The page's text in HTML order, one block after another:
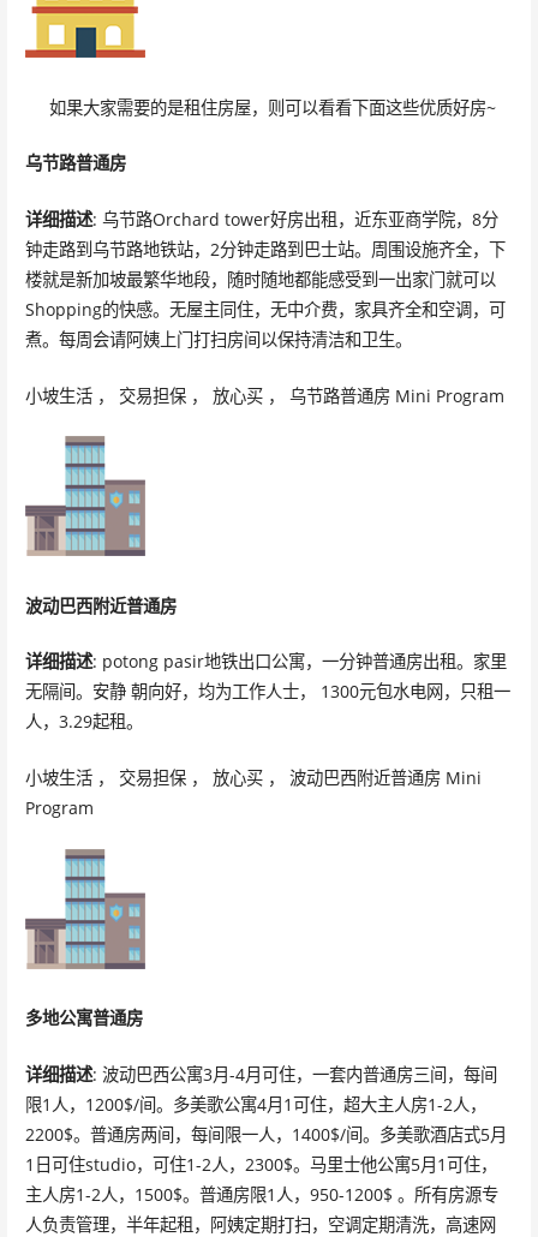
如果大家需要的是租住房屋，则可以看看下面这些优质好房~
乌节路普通房
详细描述: 乌节路Orchard tower好房出租，近东亚商学院，8分
钟走路到乌节路地铁站，2分钟走路到巴士站。周围设施齐全，下
楼就是新加坡最繁华地段，随时随地都能感受到一出家门就可以
Shopping的快感。无屋主同住，无中介费，家具齐全和空调，可
煮。每周会请阿姨上门打扫房间以保持清洁和卫生。
小坡生活 ， 交易担保 ， 放心买 ， 乌节路普通房 Mini Program
波动巴西附近普通房
详细描述: potong pasir地铁出口公寓，一分钟普通房出租。家里
无隔间。安静 朝向好，均为工作人士， 1300元包水电网，只租一
人，3.29起租。
小坡生活 ， 交易担保 ， 放心买 ， 波动巴西附近普通房 Mini
Program
多地公寓普通房
详细描述: 波动巴西公寓3月-4月可住，一套内普通房三间，每间
限1人，1200$/间。多美歌公寓4月1可住，超大主人房1-2人，
2200$。普通房两间，每间限一人，1400$/间。多美歌酒店式5月
1日可住studio，可住1-2人，2300$。马里士他公寓5月1可住，
主人房1-2人，1500$。普通房限1人，950-1200$ 。所有房源专
人负责管理，半年起租，阿姨定期打扫，空调定期清洗，高速网